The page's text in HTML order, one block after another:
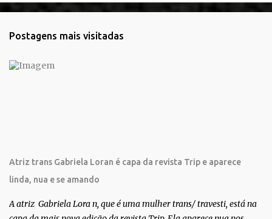
n
r
Postagens mais visitadas
Atriz trans Gabriela Loran é capa da revista Trip e aparece
linda, nua e se amando
A atriz Gabriela Lora n, que é uma mulher trans/ travesti, está na